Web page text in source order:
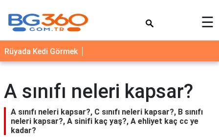
YEMEK
TARİFLERİ
NEDİR
FAYDALARI
SAĞLIK
☰
Rüyada Kedi Görmek
A sınıfı neleri kapsar?
A sınıfı neleri kapsar?, C sınıfı neleri kapsar?, B sınıfı
neleri kapsar?, A sinifi kaç yaş?, A ehliyet kaç cc ye
kadar?